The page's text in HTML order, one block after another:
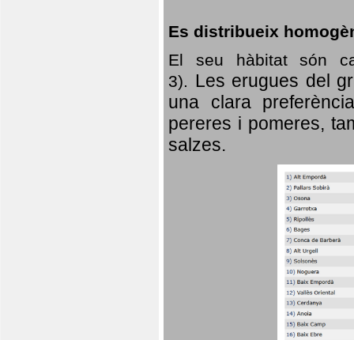
Es distribueix
El seu hàbitat són
3). Les erugues del
una clara
pereres i pomeres,
salzes.